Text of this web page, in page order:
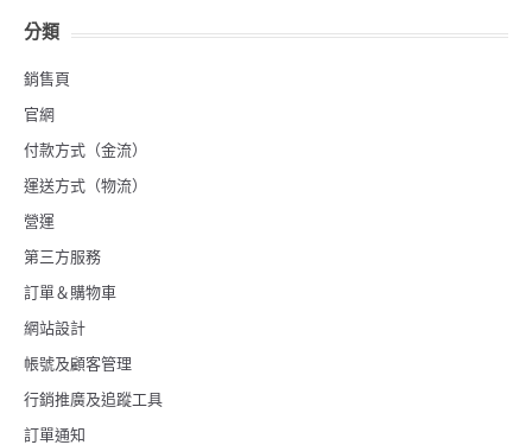
分類
銷售頁
官網
付款方式（金流）
運送方式（物流）
營運
第三方服務
訂單＆購物車
網站設計
帳號及顧客管理
行銷推廣及追蹤工具
訂單通知